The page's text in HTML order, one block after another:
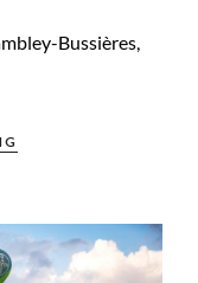
Bussières,